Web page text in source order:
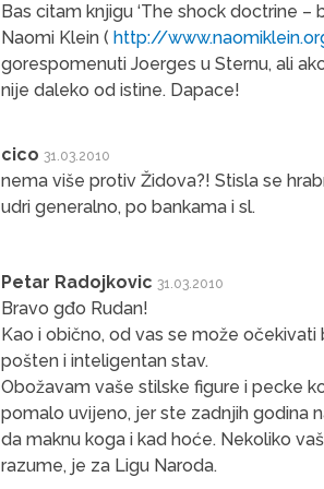
Bas citam knjigu ‘The shock doctrine
Naomi Klein ( http://
gorespomenuti Joerges u Sternu, ali
nije daleko od istine. Dapace!
cico 31.03.2010
nema više protiv Židova?! Stisla se
udri generalno, po bankama i sl.
Petar Radojkovic 31.03.2010
Bravo gđo Rudan!
Kao i obično, od vas se može očekivati
pošten i inteligentan stav.
Obožavam vaše stilske figure i pecke
pomalo uvijeno, jer ste zadnjih godina
da maknu koga i kad hoće. Nekoliko
razume, je za Ligu Naroda.